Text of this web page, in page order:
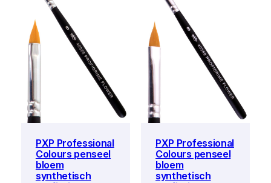
PXP Professional
Colours penseel
bloem
synthetisch
PXP Professional
Colours penseel
bloem
synthetisch